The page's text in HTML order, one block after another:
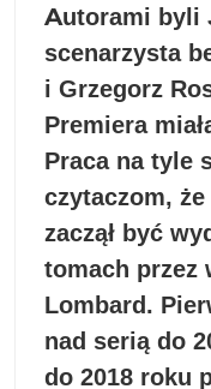
Autorami byli
scenarzysta
i Grzegorz
Premiera
Praca na tyle
czytaczom,
zaczął być
tomach przez
Lombard.
nad serią do
do 2018 roku